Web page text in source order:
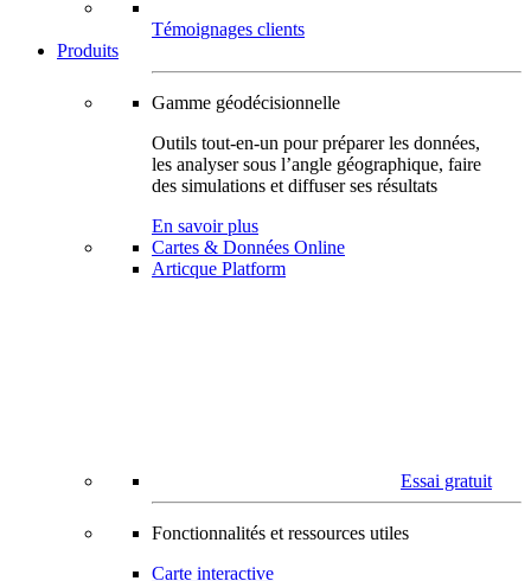
Témoignages clients
Produits
Gamme géodécisionnelle
Outils tout-en-un pour préparer les données,
les analyser sous l’angle géographique, faire
des simulations et diffuser ses résultats
En savoir plus
Cartes & Données Online
Articque Platform
Essai gratuit
Fonctionnalités et ressources utiles
Carte interactive